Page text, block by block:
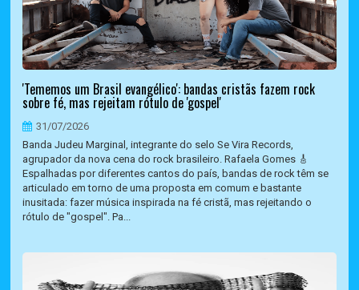
'Tememos um Brasil evangélico': bandas cristãs fazem rock
sobre fé, mas rejeitam rótulo de 'gospel'
31/07/2026
Banda Judeu Marginal, integrante do selo Se Vira Records,
agrupador da nova cena do rock brasileiro. Rafaela Gomes 🎸
Espalhadas por diferentes cantos do país, bandas de rock têm se
articulado em torno de uma proposta em comum e bastante
inusitada: fazer música inspirada na fé cristã, mas rejeitando o
rótulo de "gospel". Pa...